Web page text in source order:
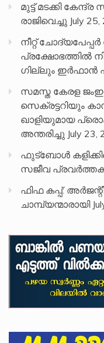
മുട്ട് മടക്കി
രാജിവെച്ചു July
നീറ്റ്
പ്രക്ഷോഭത്തിൽ
ഗില്ലും ഇർഫാൻ
സമസ്ത കേരള
സെക്രട്ടറിയും
ഖാളിയുമായ
അന്തരിച്ചു July 23,
ഫുട്ബോൾ
സജീവ
ഫിഫ കപ്പ്:
ചാമ്പ്യന്മാരായി